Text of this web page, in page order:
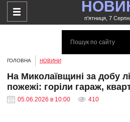
п'ятниця, 7
ГОЛОВНА НОВИНИ
На Миколаївщині за добу
пожежі: горіли гараж,
05.06.2026 в 10:00 410